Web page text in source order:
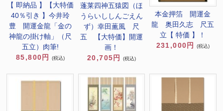
【 即納品 】【大特価
40％引き 】今井玲
豊 開運金龍「金の
神龍の掛け軸」（尺
五立）肉筆!
85,800円
(税込)
蓬莱四神五猿図（ほ
うらいししんごえん
ず）幸田薫風 尺
五 【大特価】開運
画！
20,705円
(税込)
本金押箔 開運金
龍 奥田久志 尺五
立【 特価 】！
231,000円
(税込)